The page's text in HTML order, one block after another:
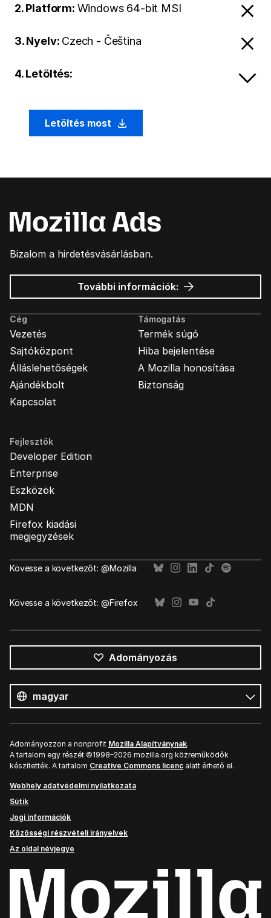
2. Platform: Windows 64-bit MSI
3. Nyelv: Czech - Čeština
4. Letöltés:
Letöltés most
Bizalom a hirdetésvásárlásban.
További információk: Mozilla
hirdetések
Cég
Vezetés
Sajtóközpont
Álláslehetőségek
Ajándékbolt
Kapcsolat
Támogatás
Termék súgó
Hiba bejelentése
A Mozilla honosítása
Biztonság
Fejlesztők
Developer Edition
Enterprise
Eszközök
MDN
Firefox kiadási
megjegyzések
Kövesse a következőt: @Mozilla
Kövesse a következőt: @Firefox
Adományozás
nyelv
Nyelv
Adományozzon a nonprofit Mozilla Alapítványnak.
A tartalom egy részét ©1998–2026 mozilla.org közreműködők
készítették. A tartalom Creative Commons licenc alatt érhető el.
Webhely adatvédelmi nyilatkozata
Sütik
Jogi információk
Közösségi részvételi irányelvek
Az oldal névjegye